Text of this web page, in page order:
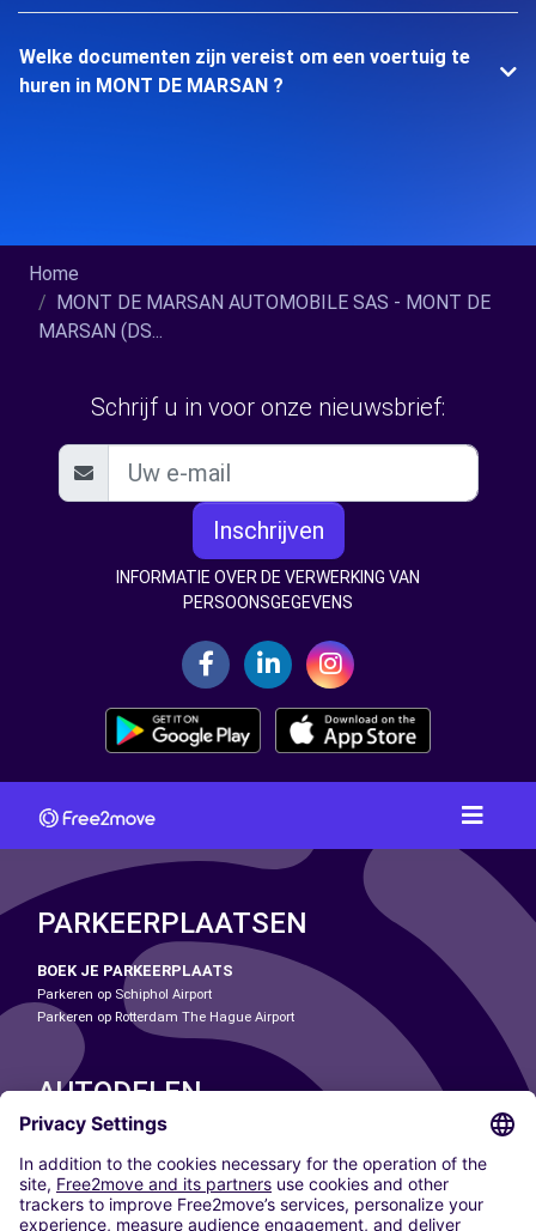
Welke documenten zijn vereist om een voertuig te
huren in MONT DE MARSAN ?
Home
MONT DE MARSAN AUTOMOBILE SAS - MONT DE
MARSAN (DS...
Schrijf u in voor onze nieuwsbrief:
Inschrijven
INFORMATIE OVER DE VERWERKING VAN
PERSOONSGEGEVENS
PARKEERPLAATSEN
BOEK JE PARKEERPLAATS
Parkeren op Schiphol Airport
Parkeren op Rotterdam The Hague Airport
AUTODELEN
ONZE STEDEN
Paris
Madrid
Washington DC